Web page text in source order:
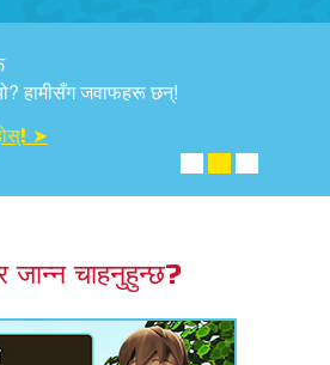
हामीसँग जवाफहरू छन्!
➤
जान्न चाहनुहुन्छ?